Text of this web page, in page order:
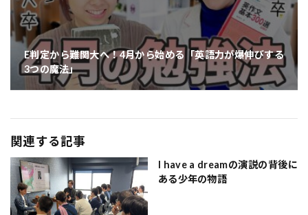
E判定から難関大へ！4月から始める「英語力が爆伸びする
3つの魔法」
関連する記事
I have a dreamの演説の背後に
ある少年の物語